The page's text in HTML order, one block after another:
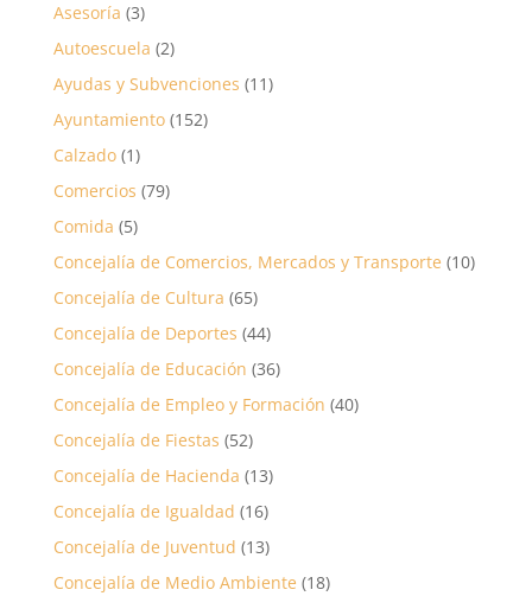
Asesoría (3)
Autoescuela (2)
Ayudas y Subvenciones (11)
Ayuntamiento(152)
Calzado(1)
Comercios (79)
Comida (5)
Concejalía de Comercios, Mercados y Transporte (10)
Concejalía de Cultura (65)
Concejalía de Deportes (44)
Concejalía de Educación (36)
Concejalía de Empleo y Formación (40)
Concejalía de Fiestas (52)
Concejalía de Hacienda (13)
Concejalía de Igualdad (16)
Concejalía de Juventud (13)
Concejalía de Medio Ambiente (18)